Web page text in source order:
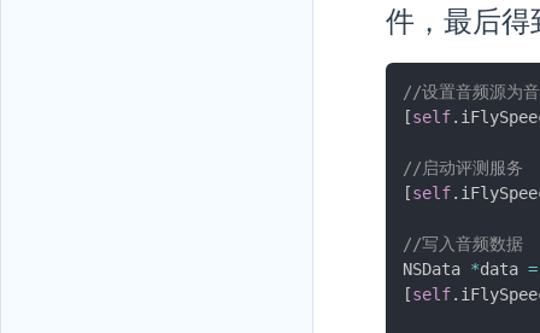
件，最后得
//设置音频源为
[self.
//启动评测服务
[self.
//写入音频数据
NSData *data =
[self.